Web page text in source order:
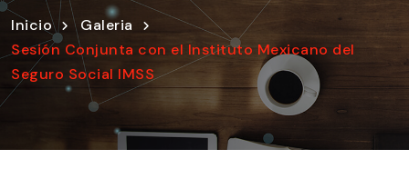
Inicio
Galeria
Sesión Conjunta con el Instituto Mexicano del
Seguro Social IMSS